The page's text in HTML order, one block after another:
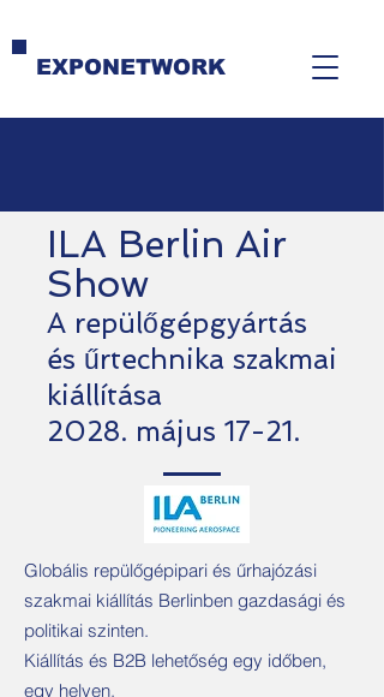
EXPONETWORK
ILA Berlin Air
Show
A repülőgépgyártás
és űrtechnika szakmai
kiállítása
2028. május 17-21.
Globális repülőgépipari és űrhajózási
szakmai kiállítás Berlinben gazdasági és
politikai szinten.
Kiállítás és B2B lehetőség egy időben,
egy helyen.